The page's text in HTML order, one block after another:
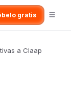
gratis
a Claap